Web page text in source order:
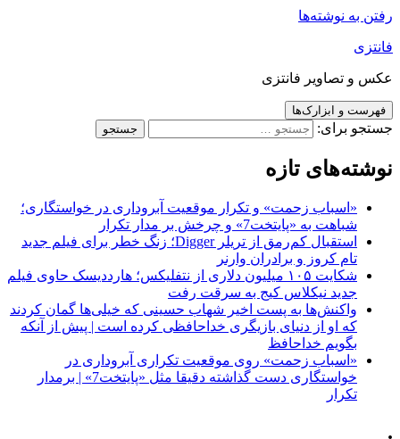
رفتن به نوشته‌ها
فانتزی
عکس و تصاویر فانتزی
فهرست و ابزارک‌ها
جستجو برای:
نوشته‌های تازه
«اسباب زحمت» و تکرار موقعیت آبروداری در خواستگاری؛
شباهت به «پایتخت7» و چرخش بر مدار تکرار
استقبال کم‌رمق از تریلر Digger؛ زنگ خطر برای فیلم جدید
تام کروز و برادران وارنر
شکایت ۱۰۵ میلیون دلاری از نتفلیکس؛ هارددیسک حاوی فیلم
جدید نیکلاس کیج به سرقت رفت
واکنش‌ها به پست اخیر شهاب حسینی که خیلی‌ها گمان کردند
که او از دنیای بازیگری خداحافظی کرده است | پیش از آنکه
بگویم خداحافظ
«اسباب زحمت» روی موقعیت تکراری آبروداری در
خواستگاری دست گذاشته دقیقا مثل «پایتخت7» | برمدار
تکرار
.